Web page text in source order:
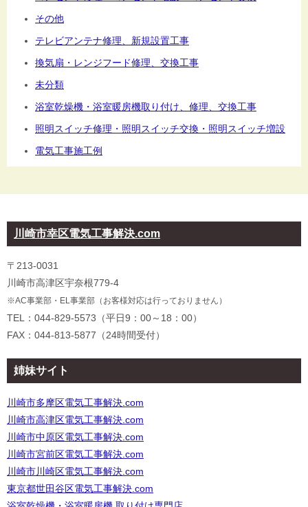
その他
テレビアンテナ修理、新規設置工事
換気扇・レンジフード修理、交換工事
未分類
浴室乾燥機・浴室暖房機取り付け、修理、交換工事
照明スイッチ修理・照明スイッチ交換・照明スイッチ増設
電気工事施工例
川崎市幸区電気工事解決.com
〒213-0031
川崎市高津区宇奈根779-4
※AC事業部・EL事業部（お客様対応は行っておりません）
TEL：044-829-5573（平日9：00～18：00）
FAX：044-813-5877（24時間受付）
姉妹サイト
川崎市多摩区電気工事解決.com
川崎市高津区電気工事解決.com
川崎市中原区電気工事解決.com
川崎市宮前区電気工事解決.com
川崎市川崎区電気工事解決.com
東京都世田谷区電気工事解決.com